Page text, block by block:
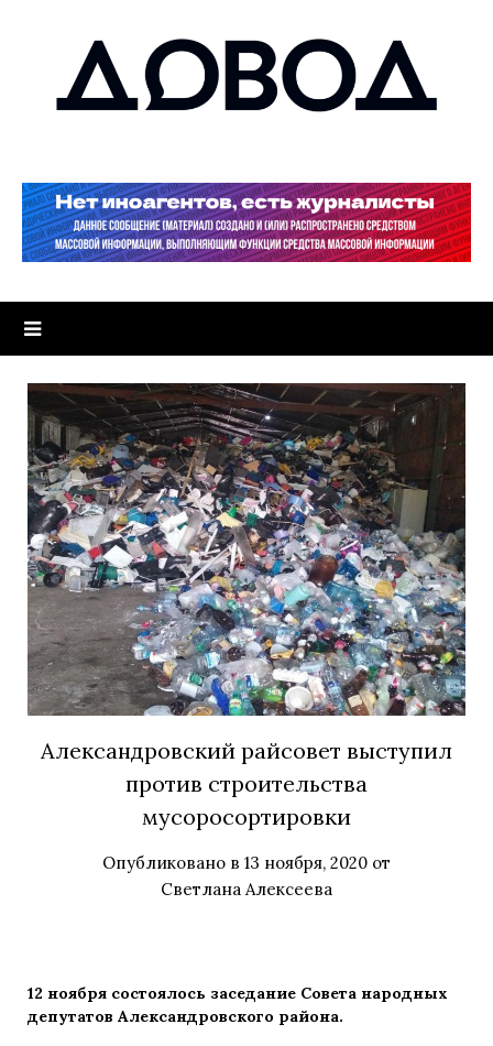
Александровский райсовет выступил
против строительства
мусоросортировки
Опубликовано в 13 ноября, 2020 от
Светлана Алексеева
12 ноября состоялось заседание Совета народных
депутатов Александровского района.